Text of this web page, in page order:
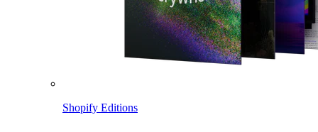
Shopify Editions